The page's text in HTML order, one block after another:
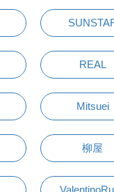
REAL
Mitsuei
柳屋